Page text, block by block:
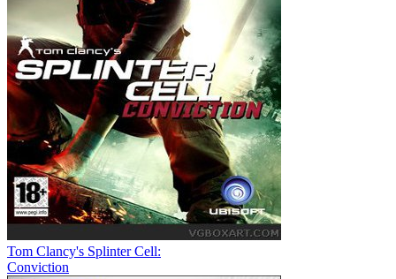
Tom Clancy's Splinter Cell:
Conviction